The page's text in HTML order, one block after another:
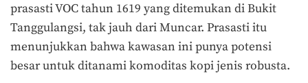
prasasti VOC tahun 1619 yang ditemukan di Bukit
Tanggulangsi, tak jauh dari Muncar. Prasasti itu
menunjukkan bahwa kawasan ini punya potensi
besar untuk ditanami komoditas kopi jenis robusta.